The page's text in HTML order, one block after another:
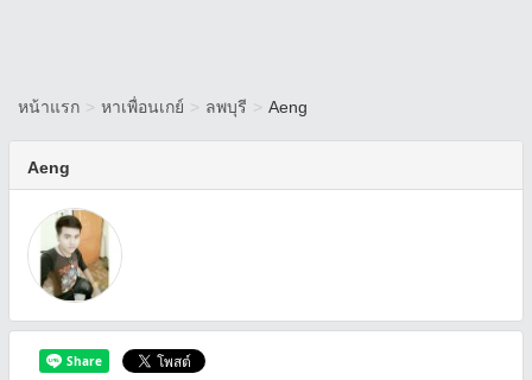
หน้าแรก > หาเพื่อนเกย์ > ลพบุรี > Aeng
Aeng